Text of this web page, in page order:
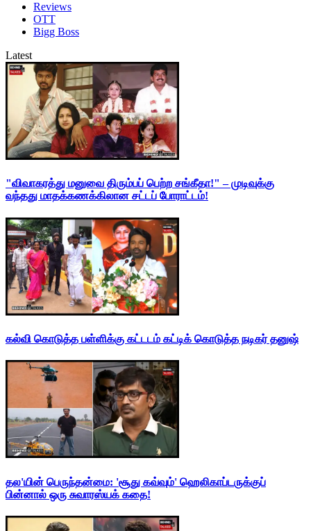
Reviews
OTT
Bigg Boss
Latest
"விவாகரத்து மனுவை திரும்பப் பெற்ற சங்கீதா!" – முடிவுக்கு
வந்தது மாதக்கணக்கிலான சட்டப் போராட்டம்!
கல்வி கொடுத்த பள்ளிக்கு கட்டடம் கட்டிக் கொடுத்த நடிகர் தனுஷ்
தல'யின் பெருந்தன்மை: 'சூது கவ்வும்' ஹெலிகாப்டருக்குப்
பின்னால் ஒரு சுவாரஸ்யக் கதை!